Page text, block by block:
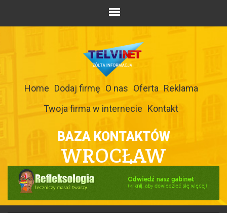
Home Dodaj firmę O nas Oferta Reklama
Twoja firma w internecie Kontakt
BAZA KONTAKTÓW
WROCŁAW